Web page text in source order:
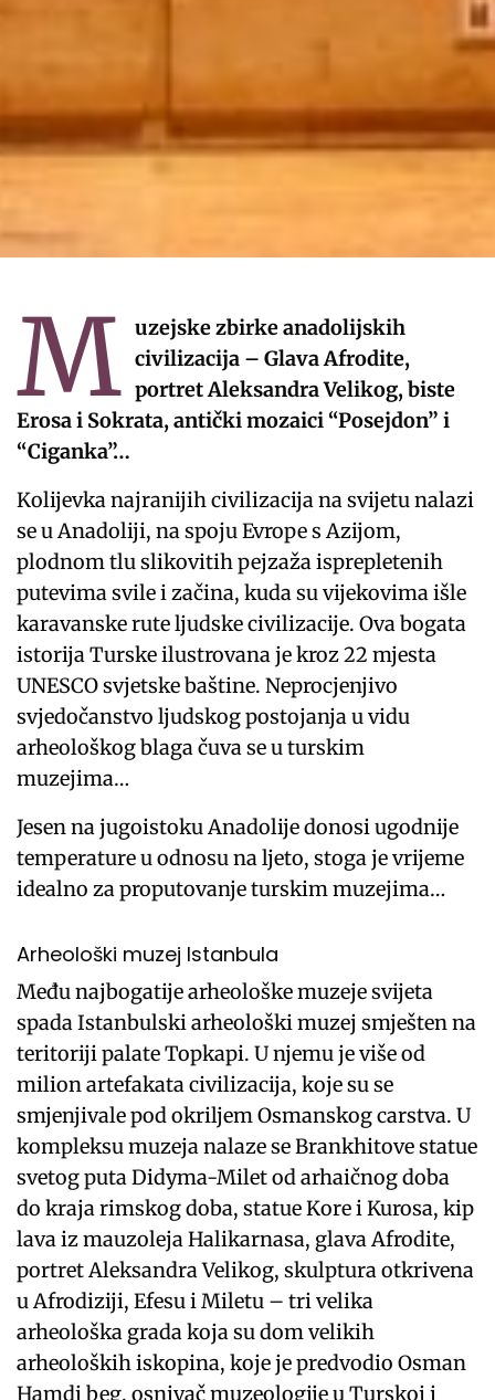
M uzejske zbirke anadolijskih
civilizacija – Glava Afrodite,
portret Aleksandra Velikog, biste
Erosa i Sokrata, antički mozaici “Posejdon” i
“Ciganka”…
Kolijevka najranijih civilizacija na svijetu nalazi
se u Anadoliji, na spoju Evrope s Azijom,
plodnom tlu slikovitih pejzaža isprepletenih
putevima svile i začina, kuda su vijekovima išle
karavanske rute ljudske civilizacije. Ova bogata
istorija Turske ilustrovana je kroz 22 mjesta
UNESCO svjetske baštine. Neprocjenjivo
svjedočanstvo ljudskog postojanja u vidu
arheološkog blaga čuva se u turskim
muzejima…
Jesen na jugoistoku Anadolije donosi ugodnije
temperature u odnosu na ljeto, stoga je vrijeme
idealno za proputovanje turskim muzejima…
Arheološki muzej Istanbula
Među najbogatije arheološke muzeje svijeta
spada Istanbulski arheološki muzej smješten na
teritoriji palate Topkapi. U njemu je više od
milion artefakata civilizacija, koje su se
smjenjivale pod okriljem Osmanskog carstva. U
kompleksu muzeja nalaze se Brankhitove statue
svetog puta Didyma-Milet od arhaičnog doba
do kraja rimskog doba, statue Kore i Kurosa, kip
lava iz mauzoleja Halikarnasa, glava Afrodite,
portret Aleksandra Velikog, skulptura otkrivena
u Afrodiziji, Efesu i Miletu – tri velika
arheološka grada koja su dom velikih
arheoloških iskopina, koje je predvodio Osman
Hamdi beg, osnivač muzeologije u Turskoj i